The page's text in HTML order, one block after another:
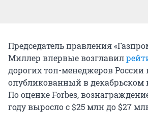
Председатель правления
Миллер впервые возглавил
дорогих топ-менеджеров России
опубликованный в декабрьском
По оценке Forbes,
году выросло с $25 млн до $27